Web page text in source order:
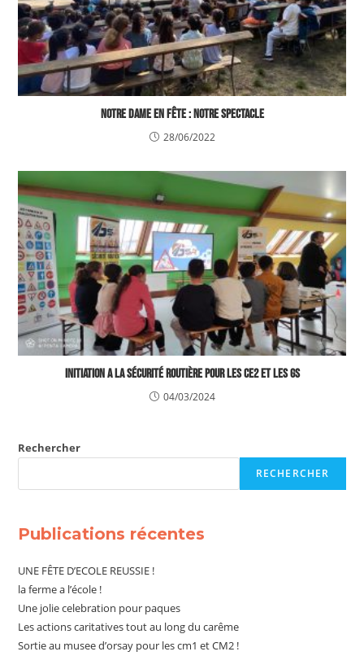
NOTRE DAME EN FÊTE : NOTRE SPECTACLE
28/06/2022
Initiation a la sécurité routière pour les CE2 et les GS
04/03/2024
Rechercher
RECHERCHER
Publications récentes
UNE FÊTE D’ECOLE REUSSIE !
la ferme a l’école !
Une jolie celebration pour paques
Les actions caritatives tout au long du carême
Sortie au musee d’orsay pour les cm1 et CM2 !